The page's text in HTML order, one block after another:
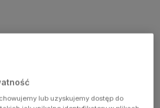
lub uzyskujemy dostęp do